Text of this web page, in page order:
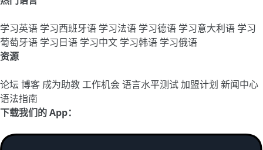
学习英语 学习西班牙语 学习法语 学习德语 学习意大利语 学习
葡萄牙语 学习日语 学习中文 学习韩语 学习俄语
资源
论坛 博客 成为助教工作机会语言水平测试加盟计划 新闻中心
语法指南
下载我们的 App：